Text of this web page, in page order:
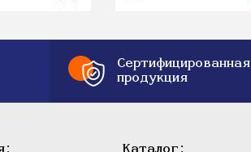
Сертифицированная
продукция